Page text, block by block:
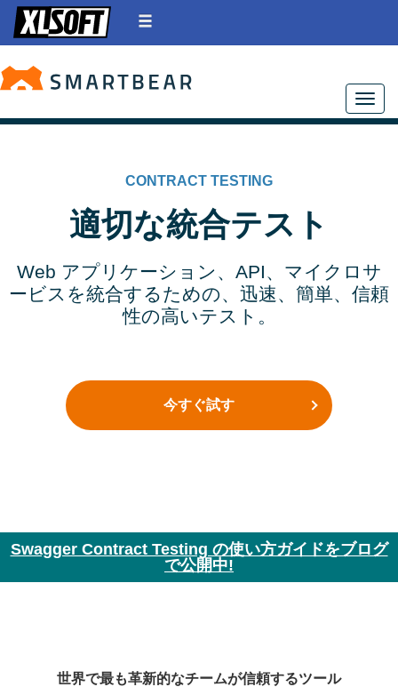
CONTRACT TESTING
適切な統合テスト
Web アプリケーション、API、マイクロサ
ービスを統合するための、迅速、簡単、信頼
性の高いテスト。
今すぐ試す
Swagger Contract Testing の使い方ガイドをブログ
で公開中!
世界で最も革新的なチームが信頼するツール